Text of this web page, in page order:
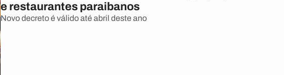
e restaurantes paraibanos
Novo decreto é válido até abril deste ano